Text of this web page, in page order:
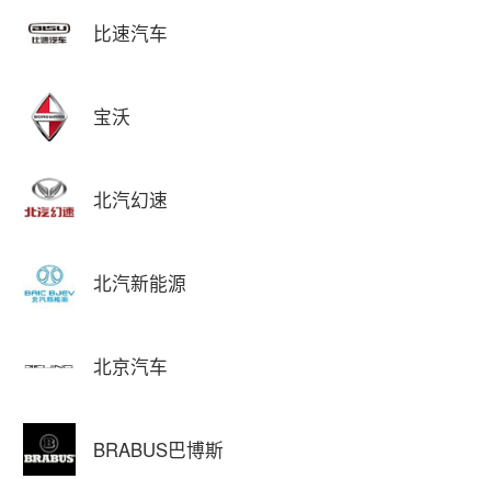
比速汽车
宝沃
北汽幻速
北汽新能源
北京汽车
BRABUS巴博斯